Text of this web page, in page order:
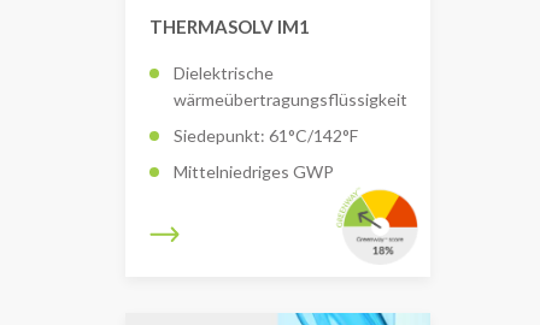
THERMASOLV IM1
Dielektrische
wärmeübertragungsflüssigkeit
Siedepunkt: 61°C/142°F
Mittelniedriges GWP